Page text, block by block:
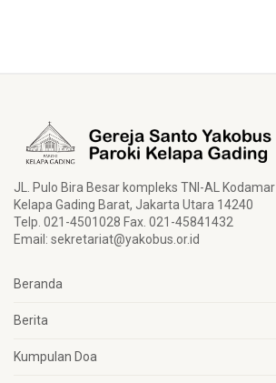
JL. Pulo Bira Besar kompleks TNI-AL Kodamar
Kelapa Gading Barat, Jakarta Utara 14240
Telp. 021-4501028 Fax. 021-45841432
Email: sekretariat@yakobus.or.id
Beranda
Berita
Kumpulan Doa